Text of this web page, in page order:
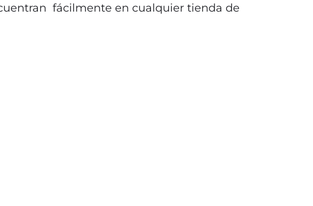
fácilmente en cualquier tienda de